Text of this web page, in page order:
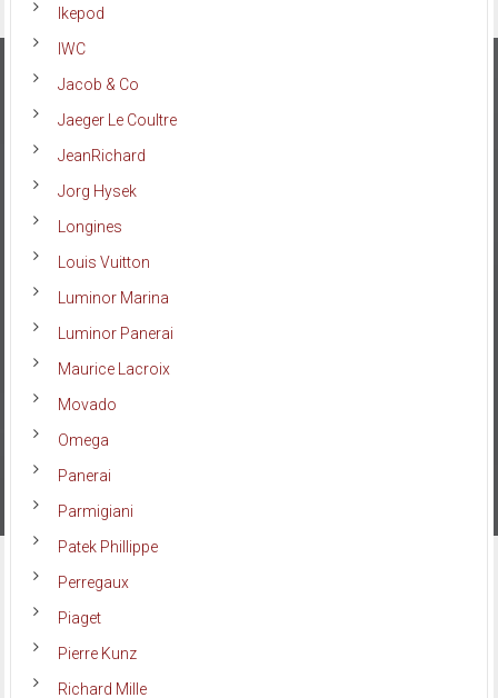
Ikepod
IWC
Jacob & Co
Jaeger Le Coultre
JeanRichard
Jorg Hysek
Longines
Louis Vuitton
Luminor Marina
Luminor Panerai
Maurice Lacroix
Movado
Omega
Panerai
Parmigiani
Patek Phillippe
Perregaux
Piaget
Pierre Kunz
Richard Mille